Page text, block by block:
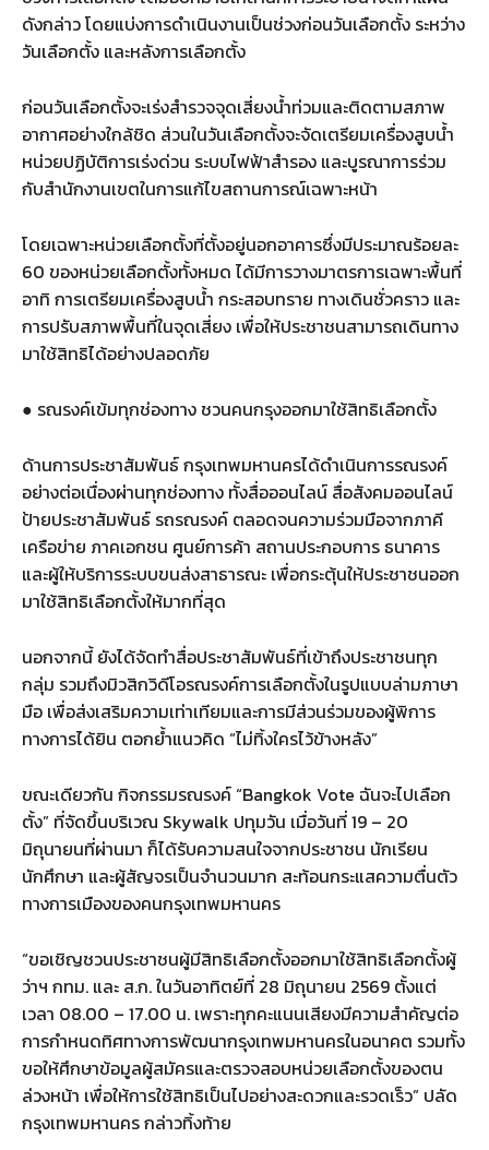
ดังกล่าว โดยแบ่งการดำเนินงานเป็นช่วงก่อนวันเลือกตั้ง ระหว่าง
วันเลือกตั้ง และหลังการเลือกตั้ง
ก่อนวันเลือกตั้งจะเร่งสำรวจจุดเสี่ยงน้ำท่วมและติดตามสภาพ
อากาศอย่างใกล้ชิด ส่วนในวันเลือกตั้งจะจัดเตรียมเครื่องสูบน้ำ
หน่วยปฏิบัติการเร่งด่วน ระบบไฟฟ้าสำรอง และบูรณาการร่วม
กับสำนักงานเขตในการแก้ไขสถานการณ์เฉพาะหน้า
โดยเฉพาะหน่วยเลือกตั้งที่ตั้งอยู่นอกอาคารซึ่งมีประมาณร้อยละ
60 ของหน่วยเลือกตั้งทั้งหมด ได้มีการวางมาตรการเฉพาะพื้นที่
อาทิ การเตรียมเครื่องสูบน้ำ กระสอบทราย ทางเดินชั่วคราว และ
การปรับสภาพพื้นที่ในจุดเสี่ยง เพื่อให้ประชาชนสามารถเดินทาง
มาใช้สิทธิได้อย่างปลอดภัย
● รณรงค์เข้มทุกช่องทาง ชวนคนกรุงออกมาใช้สิทธิเลือกตั้ง
ด้านการประชาสัมพันธ์ กรุงเทพมหานครได้ดำเนินการรณรงค์
อย่างต่อเนื่องผ่านทุกช่องทาง ทั้งสื่อออนไลน์ สื่อสังคมออนไลน์
ป้ายประชาสัมพันธ์ รถรณรงค์ ตลอดจนความร่วมมือจากภาคี
เครือข่าย ภาคเอกชน ศูนย์การค้า สถานประกอบการ ธนาคาร
และผู้ให้บริการระบบขนส่งสาธารณะ เพื่อกระตุ้นให้ประชาชนออก
มาใช้สิทธิเลือกตั้งให้มากที่สุด
นอกจากนี้ ยังได้จัดทำสื่อประชาสัมพันธ์ที่เข้าถึงประชาชนทุก
กลุ่ม รวมถึงมิวสิกวิดีโอรณรงค์การเลือกตั้งในรูปแบบล่ามภาษา
มือ เพื่อส่งเสริมความเท่าเทียมและการมีส่วนร่วมของผู้พิการ
ทางการได้ยิน ตอกย้ำแนวคิด “ไม่ทิ้งใครไว้ข้างหลัง”
ขณะเดียวกัน กิจกรรมรณรงค์ “Bangkok Vote ฉันจะไปเลือก
ตั้ง” ที่จัดขึ้นบริเวณ Skywalk ปทุมวัน เมื่อวันที่ 19 – 20
มิถุนายนที่ผ่านมา ก็ได้รับความสนใจจากประชาชน นักเรียน
นักศึกษา และผู้สัญจรเป็นจำนวนมาก สะท้อนกระแสความตื่นตัว
ทางการเมืองของคนกรุงเทพมหานคร
“ขอเชิญชวนประชาชนผู้มีสิทธิเลือกตั้งออกมาใช้สิทธิเลือกตั้งผู้
ว่าฯ กทม. และ ส.ก. ในวันอาทิตย์ที่ 28 มิถุนายน 2569 ตั้งแต่
เวลา 08.00 – 17.00 น. เพราะทุกคะแนนเสียงมีความสำคัญต่อ
การกำหนดทิศทางการพัฒนากรุงเทพมหานครในอนาคต รวมทั้ง
ขอให้ศึกษาข้อมูลผู้สมัครและตรวจสอบหน่วยเลือกตั้งของตน
ล่วงหน้า เพื่อให้การใช้สิทธิเป็นไปอย่างสะดวกและรวดเร็ว” ปลัด
กรุงเทพมหานคร กล่าวทิ้งท้าย